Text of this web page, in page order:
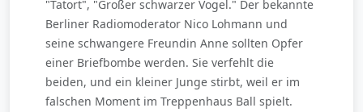
"Tatort", "Großer schwarzer Vogel." Der bekannte
Berliner Radiomoderator Nico Lohmann und
seine schwangere Freundin Anne sollten Opfer
einer Briefbombe werden. Sie verfehlt die
beiden, und ein kleiner Junge stirbt, weil er im
falschen Moment im Treppenhaus Ball spielt.